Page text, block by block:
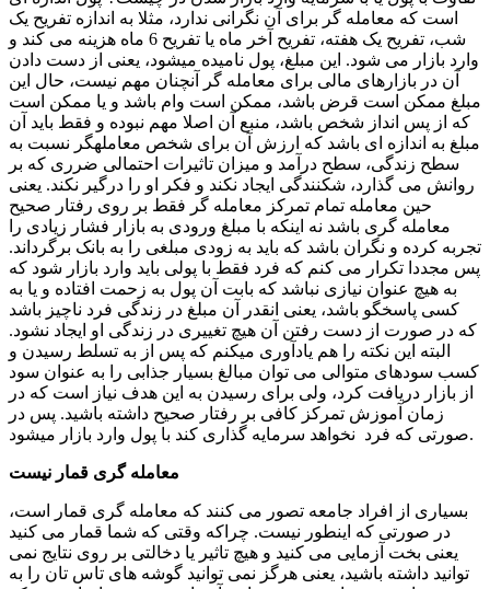
است که معامله گر برای آن نگرانی ندارد، مثلا به اندازه تفریح یک
شب، تفریح یک هفته، تفریح آخر ماه یا تفریح 6 ماه هزینه می کند و
وارد بازار می شود. این مبلغ، پول نامیده می­شود، یعنی از دست دادن
آن در بازارهای مالی برای معامله گر آنچنان مهم نیست، حال این
مبلغ ممکن است قرض باشد، ممکن است وام باشد و یا ممکن است
که از پس انداز شخص باشد، منبع آن اصلا مهم نبوده و فقط باید آن
مبلغ به اندازه ای باشد که ارزش آن برای شخص معامله­گر نسبت به
سطح زندگی، سطح درآمد و میزان تاثیرات احتمالی ضرری که بر
روانش می گذارد، شکنندگی ایجاد نکند و فکر او را درگیر نکند. یعنی
حین معامله تمام تمرکز معامله گر فقط بر روی رفتار صحیح
معامله گری باشد نه اینکه با مبلغ ورودی به بازار فشار زیادی را
تجربه کرده و نگران باشد که باید به زودی مبلغی را به بانک برگرداند.
پس مجددا تکرار می کنم که فرد فقط با پولی باید وارد بازار شود که
به هیچ عنوان نیازی نباشد که بابت آن پول به زحمت افتاده و یا به
کسی پاسخگو باشد، یعنی انقدر آن مبلغ در زندگی فرد ناچیز باشد
که در صورت از دست رفتن آن هیچ تغییری در زندگی او ایجاد نشود.
البته این نکته را هم یادآوری می­کنم که پس از به تسلط رسیدن و
کسب سودهای متوالی می توان مبالغ بسیار جذابی را به عنوان سود
از بازار دریافت کرد، ولی برای رسیدن به این هدف نیاز است که در
زمان آموزش تمرکز کافی بر رفتار صحیح داشته باشید. پس در
صورتی که فرد نخواهد سرمایه گذاری کند با پول وارد بازار می­شود.
معامله گری قمار نیست
بسیاری از افراد جامعه تصور می کنند که معامله گری قمار است،
در صورتی که اینطور نیست. چراکه وقتی که شما قمار می کنید
یعنی بخت آزمایی می کنید و هیچ تاثیر یا دخالتی بر روی نتایج نمی
توانید داشته باشید، یعنی هرگز نمی توانید گوشه های تاس تان را به